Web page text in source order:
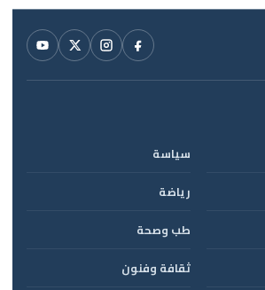
سياسة
رياضة
طب وصحة
ثقافة وفنون